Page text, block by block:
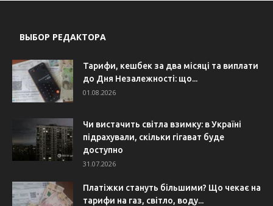
ВЫБОР РЕДАКТОРА
Тарифи, кешбек за два місяці та виплати
до Дня Незалежності: що...
01.08.2026
Чи вистачить світла взимку: в Україні
підрахували, скільки гігават буде
доступно
31.07.2026
Платіжки стануть більшими? Що чекає на
тарифи на газ, світло, воду...